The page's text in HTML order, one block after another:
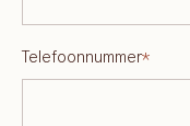
Telefoonnummer*